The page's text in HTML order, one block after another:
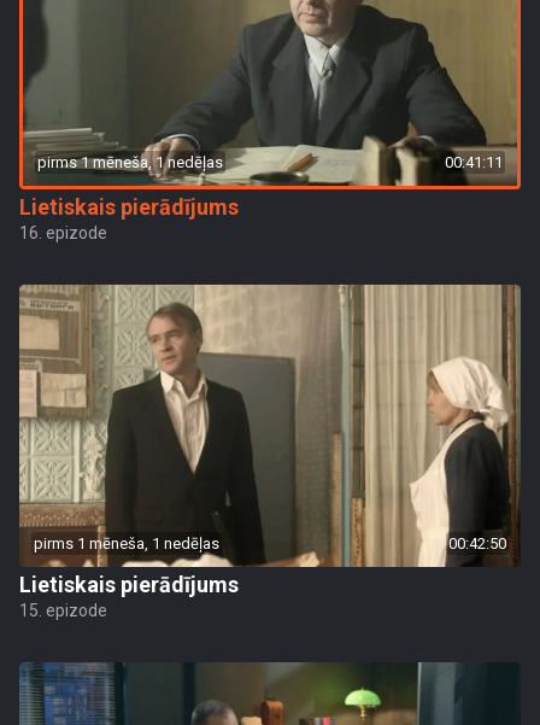
pirms 1 mēneša, 1 nedēļas 00:41:11
Lietiskais pierādījums
16. epizode
pirms 1 mēneša, 1 nedēļas 00:42:50
Lietiskais pierādījums
15. epizode